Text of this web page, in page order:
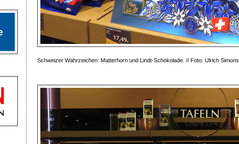
Schweizer Wahrzeichen: Matterhorn und Lindt-Schokolade. // Foto: Ulrich Simons